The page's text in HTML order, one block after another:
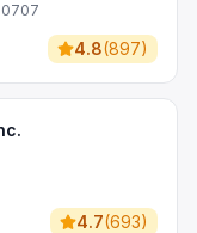
4.8(897)
4.7(693)